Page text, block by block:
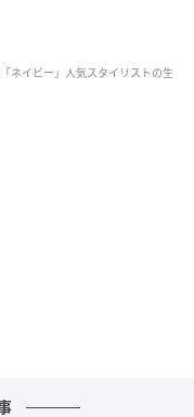
く使うので、私の
と仰るはま子さ
ネイビー」人気スタイリストの生